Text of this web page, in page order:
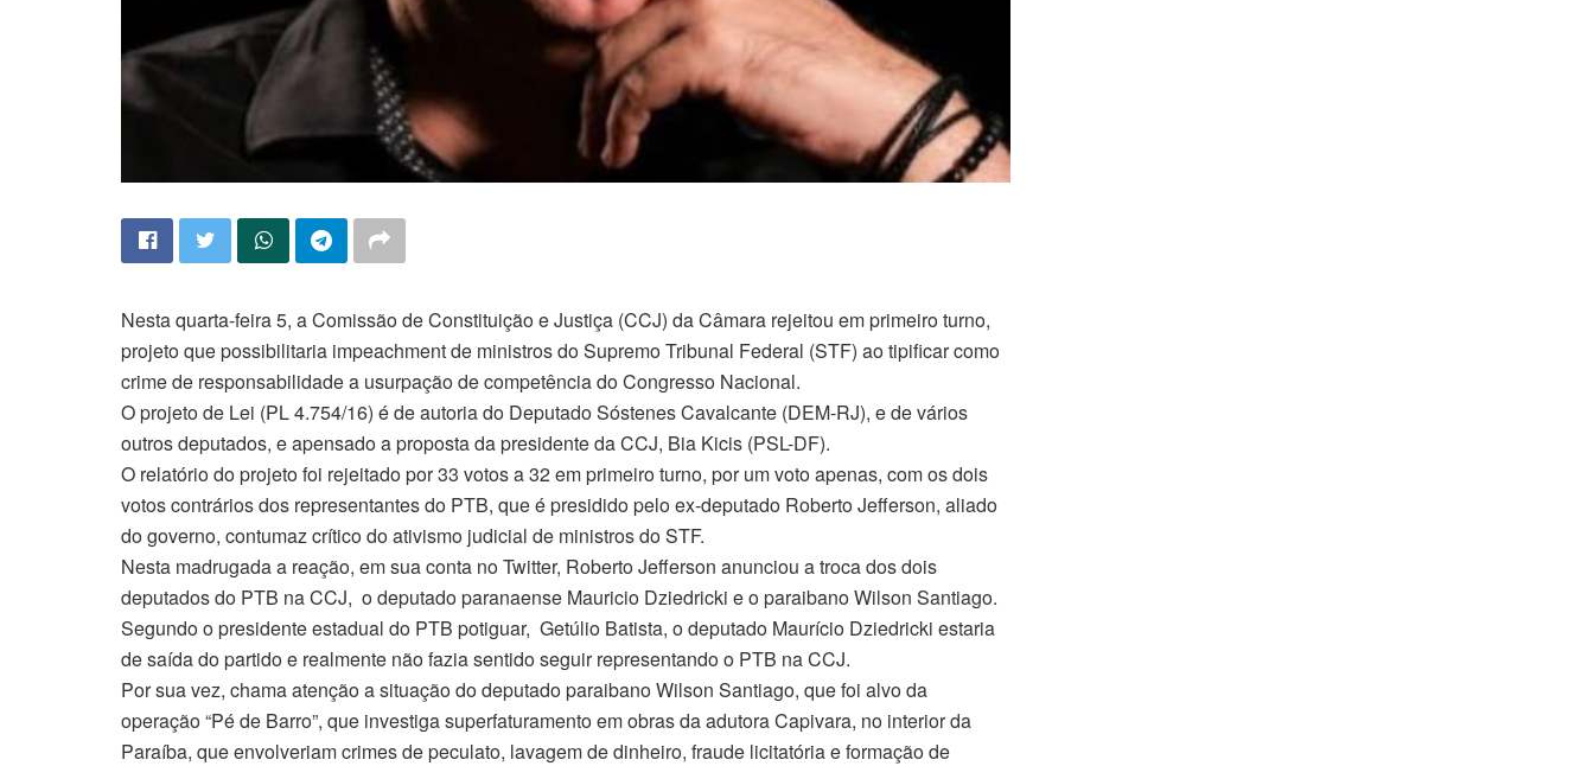
Nesta quarta-feira 5, a Comissão de Constituição e Justiça (CCJ) da Câmara rejeitou em primeiro turno,
projeto que possibilitaria impeachment de ministros do Supremo Tribunal Federal (STF) ao tipificar como
crime de responsabilidade a usurpação de competência do Congresso Nacional.
O projeto de Lei (PL 4.754/16) é de autoria do Deputado Sóstenes Cavalcante (DEM-RJ), e de vários
outros deputados, e apensado a proposta da presidente da CCJ, Bia Kicis (PSL-DF).
O relatório do projeto foi rejeitado por 33 votos a 32 em primeiro turno, por um voto apenas, com os dois
votos contrários dos representantes do PTB, que é presidido pelo ex-deputado Roberto Jefferson, aliado
do governo, contumaz crítico do ativismo judicial de ministros do STF.
Nesta madrugada a reação, em sua conta no Twitter, Roberto Jefferson anunciou a troca dos dois
deputados do PTB na CCJ, o deputado paranaense Mauricio Dziedricki e o paraibano Wilson Santiago.
Segundo o presidente estadual do PTB potiguar, Getúlio Batista, o deputado Maurício Dziedricki estaria
de saída do partido e realmente não fazia sentido seguir representando o PTB na CCJ.
Por sua vez, chama atenção a situação do deputado paraibano Wilson Santiago, que foi alvo da
operação “Pé de Barro”, que investiga superfaturamento em obras da adutora Capivara, no interior da
Paraíba, que envolveriam crimes de peculato, lavagem de dinheiro, fraude licitatória e formação de